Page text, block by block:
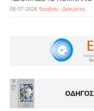
08-07-2026 Βραβεία - Διακρίσεις